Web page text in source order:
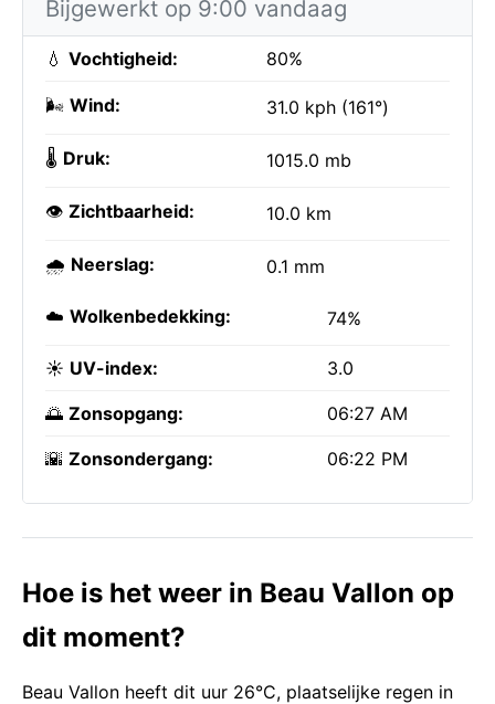
Bijgewerkt op 9:00 vandaag
💧 Vochtigheid: 80%
🌬️ Wind: 31.0 kph (161°)
🌡️ Druk: 1015.0 mb
👁️ Zichtbaarheid: 10.0 km
🌧️ Neerslag: 0.1 mm
☁️ Wolkenbedekking: 74%
☀️ UV-index: 3.0
🌅 Zonsopgang: 06:27 AM
🌇 Zonsondergang: 06:22 PM
Hoe is het weer in Beau Vallon op
dit moment?
Beau Vallon heeft dit uur 26°C, plaatselijke regen in